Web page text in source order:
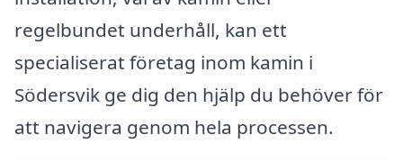
regelbundet underhåll, kan ett
specialiserat företag inom kamin i
Södersvik ge dig den hjälp du behöver för
att navigera genom hela processen.